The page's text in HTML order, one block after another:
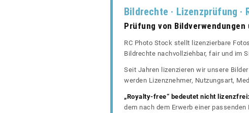
Bildrechte · Lizenzprüfung ·
Prüfung von Bildverwendungen
RC Photo Stock stellt lizenzierbare
Bildrechte nachvollziehbar, fair und im
Seit Jahren lizenzieren wir unsere
werden Lizenznehmer, Nutzungsart,
„Royalty-free“ bedeutet nicht lizenzfrei:
dem nach dem Erwerb einer